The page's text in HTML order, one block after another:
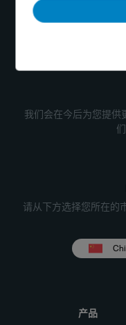
我们会在今后为您提供
请从下方选择您所在的
产品